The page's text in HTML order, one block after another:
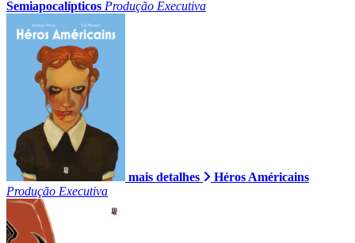
Semiapocalípticos Produção Executiva
mais detalhes
Héros Américains
Produção Executiva